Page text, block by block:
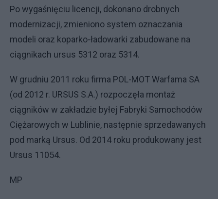
Po wygaśnięciu licencji, dokonano drobnych
modernizacji, zmieniono system oznaczania
modeli oraz koparko-ładowarki zabudowane na
ciągnikach ursus 5312 oraz 5314.
W grudniu 2011 roku firma POL-MOT Warfama SA
(od 2012 r. URSUS S.A.) rozpoczęła montaż
ciągników w zakładzie byłej Fabryki Samochodów
Ciężarowych w Lublinie, następnie sprzedawanych
pod marką Ursus. Od 2014 roku produkowany jest
Ursus 11054.
MP